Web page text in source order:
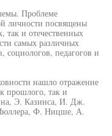
Проблеме
личности посвящены
так и отечественных
самых различных
социологов, педагогов и
нашло отражение
прошлого, так и
Э. Казинса, И. Дж.
Ф. Ницше, А.